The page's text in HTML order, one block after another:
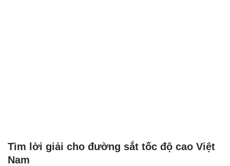
Tìm lời giải cho đường sắt tốc độ cao Việt
Nam